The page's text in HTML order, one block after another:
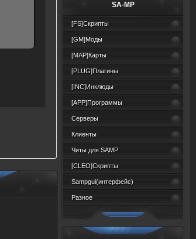
SA-MP
[FS]Скрипты
[GM]Моды
[MAP]Карты
[PLUG]Плагины
[INC]Инклюды
[APP]Программы
Серверы
Клиенты
Читы для SAMP
[CLEO]Скрипты
Sampgui(интерфейс)
Разное